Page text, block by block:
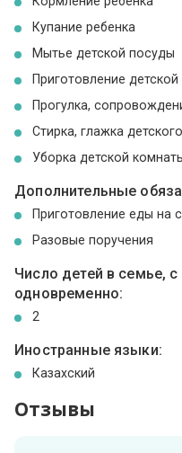
Купание ребенка
Мытье детской посуды
Приготовление
Прогулка,
Стирка, глажка
Уборка детской
Дополнительные
Приготовление еды на
Разовые поручения
Число детей в семье,
одновременно:
2
Иностранные языки:
Казахский
Отзывы